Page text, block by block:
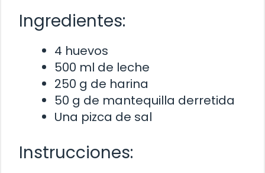
Ingredientes:
4 huevos
500 ml de leche
250 g de harina
50 g de mantequilla derretida
Una pizca de sal
Instrucciones: